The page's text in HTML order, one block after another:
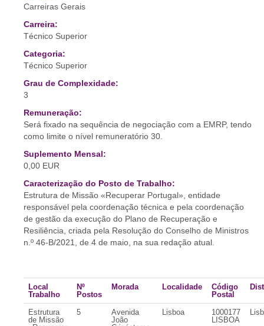
Carreiras Gerais
Carreira:
Técnico Superior
Categoria:
Técnico Superior
Grau de Complexidade:
3
Remuneração:
Será fixado na sequência de negociação com a EMRP, tendo
como limite o nível remuneratório 30.
Suplemento Mensal:
0,00 EUR
Caracterização do Posto de Trabalho:
Estrutura de Missão «Recuperar Portugal», entidade
responsável pela coordenação técnica e pela coordenação
de gestão da execução do Plano de Recuperação e
Resiliência, criada pela Resolução do Conselho de Ministros
n.º 46-B/2021, de 4 de maio, na sua redação atual.
Local
Trabalho
Nº
Postos
Morada Localidade
Código
Postal
Estrutura
de Missão
5
Avenida
João
Lisboa
1000177
LISBOA